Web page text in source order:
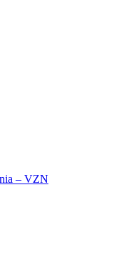
– VZN